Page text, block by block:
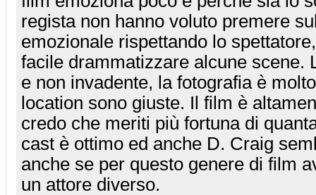
regista non hanno voluto premere
emozionale rispettando lo
facile drammatizzare alcune scene.
e non invadente, la fotografia è
location sono giuste. Il film è
credo che meriti più fortuna di
cast è ottimo ed anche D. Craig
anche se per questo genere di film
un attore diverso.